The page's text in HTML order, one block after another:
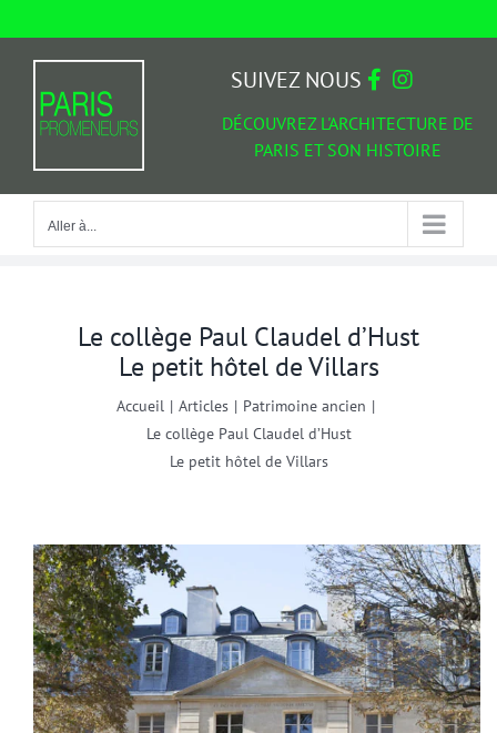
Aller à...
DÉCOUVREZ L'ARCHITECTURE DE
PARIS ET SON HISTOIRE
SUIVEZ NOUS
Aller à...
Le collège Paul Claudel d’Hust
Le petit hôtel de Villars
Accueil | Articles | Patrimoine ancien |
Le collège Paul Claudel d’Hust
Le petit hôtel de Villars